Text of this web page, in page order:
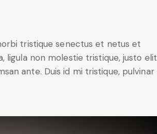
tristique senectus et netus et
ligula non molestie tristique, justo elit
ante. Duis id mi tristique, pulvinar